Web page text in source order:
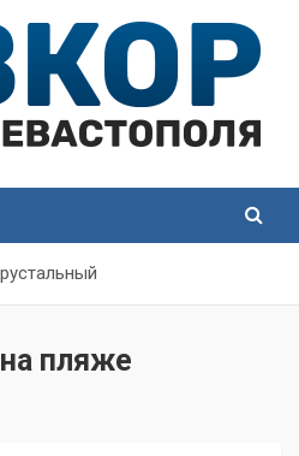
пляже